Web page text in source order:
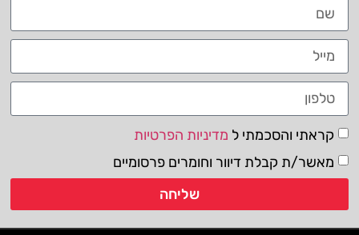
קראתי והסכמתי ל מדיניות הפרטיות
מאשר/ת קבלת דיוור וחומרים פרסומיים
שליחה